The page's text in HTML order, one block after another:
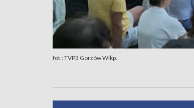
fot.: TVP3 Gorzów Wlkp.